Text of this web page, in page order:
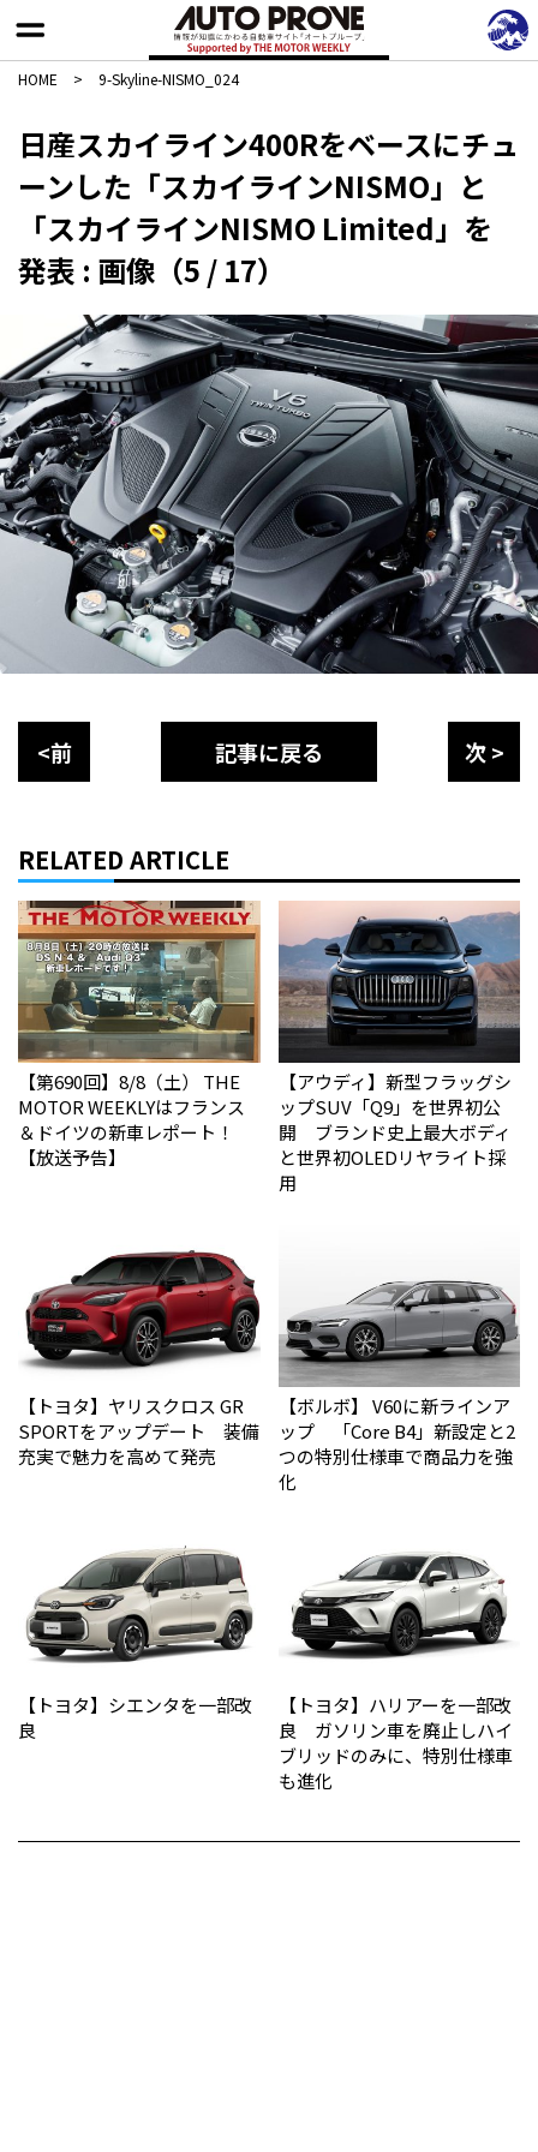
HOME > 9-Skyline-NISMO_024
日産スカイライン400Rをベースにチュ
ーンした「スカイラインNISMO」と
「スカイラインNISMO Limited」を
発表 : 画像（5 / 17）
<前 記事に戻る 次 >
RELATED ARTICLE
【第690回】8/8（土） THE
MOTOR WEEKLYはフランス
＆ドイツの新車レポート！
【放送予告】
【アウディ】新型フラッグシ
ップSUV「Q9」を世界初公
開 ブランド史上最大ボディ
と世界初OLEDリヤライト採
用
【トヨタ】ヤリスクロス GR
SPORTをアップデート 装備
充実で魅力を高めて発売
【ボルボ】 V60に新ラインア
ップ 「Core B4」新設定と2
つの特別仕様車で商品力を強
化
【トヨタ】シエンタを一部改
良
【トヨタ】ハリアーを一部改
良 ガソリン車を廃止しハイ
ブリッドのみに、特別仕様車
も進化